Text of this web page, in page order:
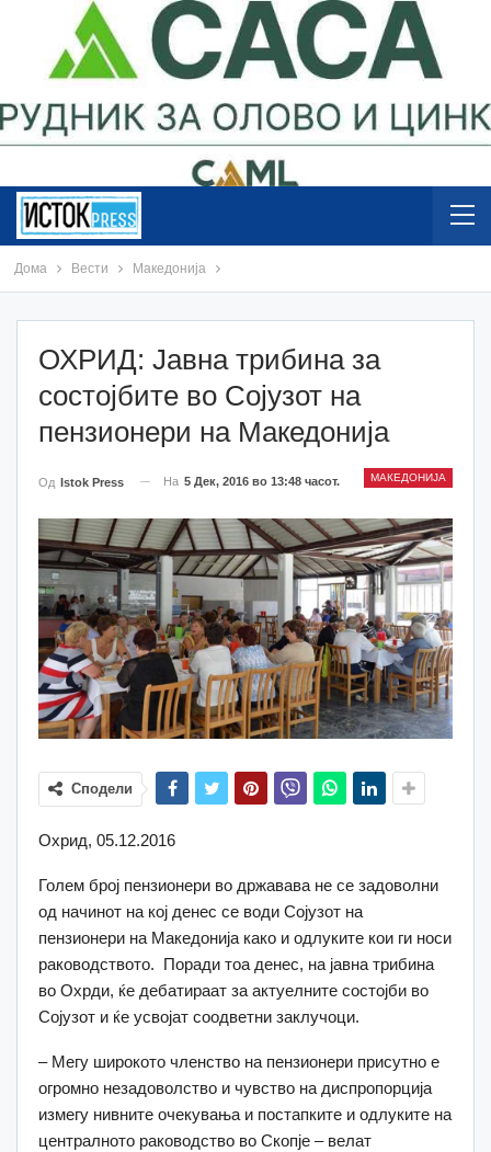
Дома Вести Македонија
ОХРИД: Jавна трибина за
состојбите во Сојузот на
пензионери на Македонија
МАКЕДОНИЈА
Од Istok Press На 5 Дек, 2016 во 13:48 часот.
Сподели
Oхрид, 05.12.2016
Голем број пензионери во државава не се задоволни
од начинот на кој денес се води Сојузот на
пензионери на Македонија како и одлуките кои ги носи
раководството. Поради тоа денес, на јавна трибина
во Охрди, ќе дебатираат за актуелните состојби во
Сојузот и ќе усвојат соодветни заклучоци.
– Мегу широкото членство на пензионери присутно е
огромно незадоволство и чувство на диспропорција
измегу нивните очекувања и постапките и одлуките на
централното раководство во Скопје – велат